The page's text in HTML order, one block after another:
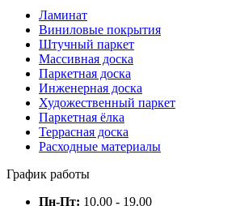
Ламинат
Виниловые покрытия
Штучный паркет
Массивная доска
Паркетная доска
Инженерная доска
Художественный паркет
Паркетная ёлка
Террасная доска
Расходные материалы
График работы
Пн-Пт: 10.00 - 19.00